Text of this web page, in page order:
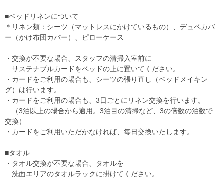
■ベッドリネンについて
＊リネン類：シーツ（マットレスにかけているもの）、デュベカバ
ー（かけ布団カバー）、ピローケース
・交換が不要な場合、スタッフの清掃入室前に
サステナブルカードをベッドの上に置いてください。
・カードをご利用の場合も、シーツの張り直し（ベッドメイキン
グ）は行います。
・カードをご利用の場合も、3日ごとにリネン交換を行います。
（3泊以上の場合から適用。3泊目の清掃など、3の倍数の泊数で
交換）
・カードをご利用いただかなければ、毎日交換いたします。
■タオル
・タオル交換が不要な場合、タオルを
洗面エリアのタオルラックに掛けてください。